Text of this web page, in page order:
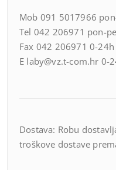
Mob 091 5017966
Tel 042 206971 pon-
Fax 042 206971 0-24h
E laby@vz.t-com.hr 0-
Dostava: Robu
troškove dostave